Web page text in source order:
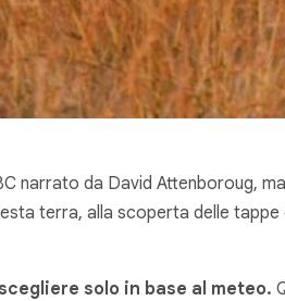
narrato da David Attenboroug,
terra, alla scoperta delle
solo in base al meteo.